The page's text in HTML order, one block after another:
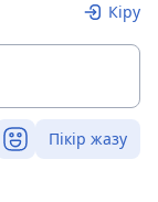
Кіру
Пікір жазу